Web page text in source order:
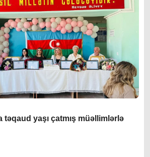
təqaud yaşı çatmış müəllimlərlə